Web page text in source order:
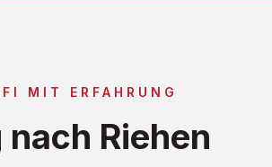
MIT ERFAHRUNG
nach Riehen